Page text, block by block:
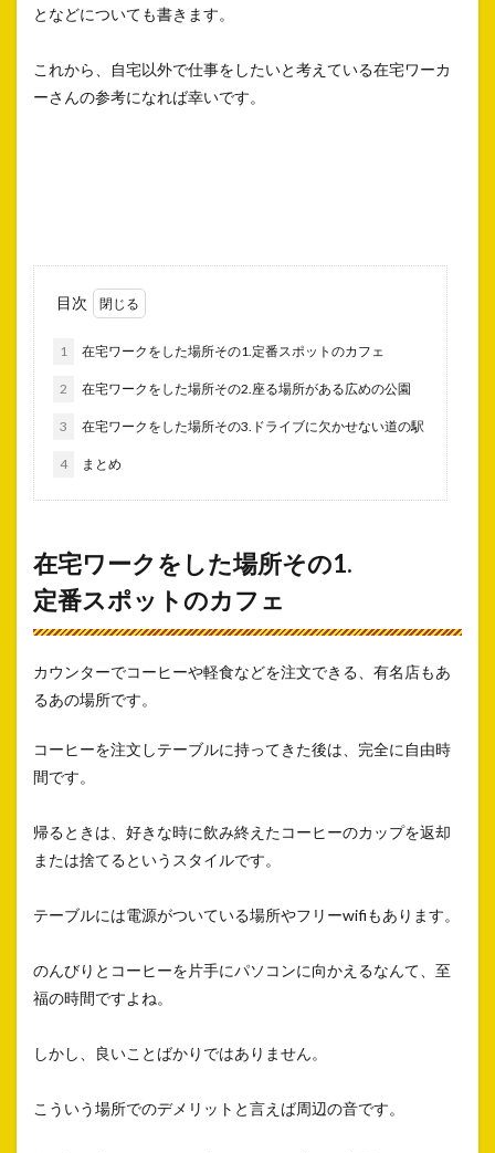
となどについても書きます。
これから、自宅以外で仕事をしたいと考えている在宅ワーカ
ーさんの参考になれば幸いです。
目次
1 在宅ワークをした場所その1.定番スポットのカフェ
2 在宅ワークをした場所その2.座る場所がある広めの公園
3 在宅ワークをした場所その3.ドライブに欠かせない道の駅
4 まとめ
在宅ワークをした場所その1.
定番スポットのカフェ
カウンターでコーヒーや軽食などを注文できる、有名店もあ
るあの場所です。
コーヒーを注文しテーブルに持ってきた後は、完全に自由時
間です。
帰るときは、好きな時に飲み終えたコーヒーのカップを返却
または捨てるというスタイルです。
テーブルには電源がついている場所やフリーwifiもあります。
のんびりとコーヒーを片手にパソコンに向かえるなんて、至
福の時間ですよね。
しかし、良いことばかりではありません。
こういう場所でのデメリットと言えば周辺の音です。